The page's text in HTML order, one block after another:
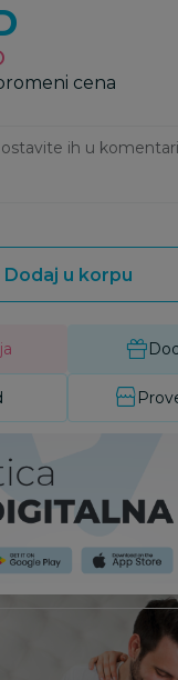
cena
Dodaj u korpu